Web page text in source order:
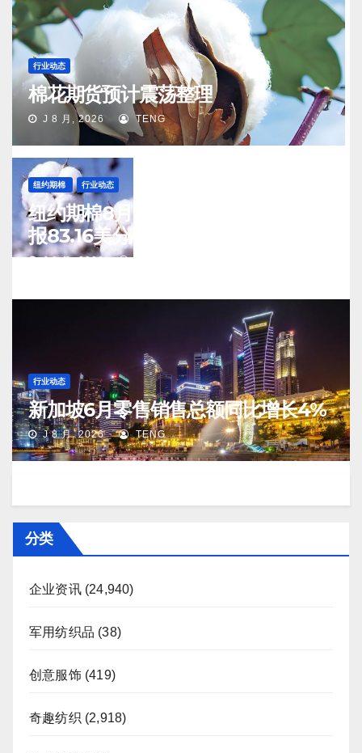
行业动态
棉花期货预计震荡整理
J 8 月, 2026 TENG
纽约期棉 行业动态
纽约期棉8月6日(周四)收涨12月合约
报83.16美分/磅
J 8 月, 2026 TENG
行业动态
新加坡6月零售销售总额同比增长4%
J 8 月, 2026 TENG
分类
企业资讯(24,940)
军用纺织品 (38)
创意服饰(419)
奇趣纺织 (2,918)